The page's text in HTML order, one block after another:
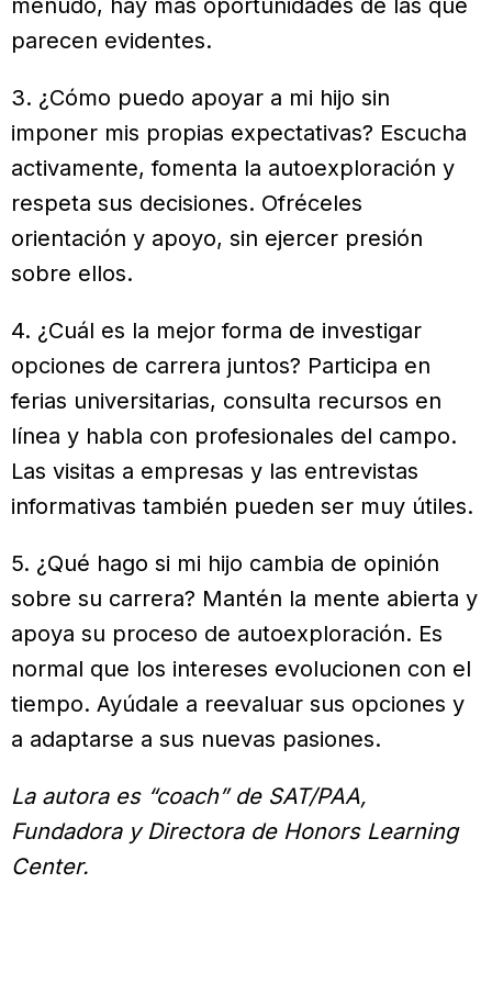
menudo, hay más oportunidades de las que
parecen evidentes.
3. ¿Cómo puedo apoyar a mi hijo sin
imponer mis propias expectativas? Escucha
activamente, fomenta la autoexploración y
respeta sus decisiones. Ofréceles
orientación y apoyo, sin ejercer presión
sobre ellos.
4. ¿Cuál es la mejor forma de investigar
opciones de carrera juntos? Participa en
ferias universitarias, consulta recursos en
línea y habla con profesionales del campo.
Las visitas a empresas y las entrevistas
informativas también pueden ser muy útiles.
5. ¿Qué hago si mi hijo cambia de opinión
sobre su carrera? Mantén la mente abierta y
apoya su proceso de autoexploración. Es
normal que los intereses evolucionen con el
tiempo. Ayúdale a reevaluar sus opciones y
a adaptarse a sus nuevas pasiones.
La autora es “coach” de SAT/PAA,
Fundadora y Directora de Honors Learning
Center.